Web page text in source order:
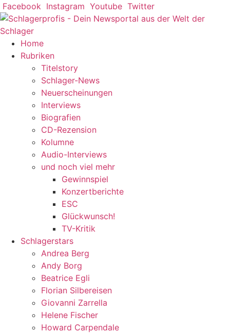
Zum
Inhalt
springen
Facebook Instagram Youtube Twitter
Home
Rubriken
Titelstory
Schlager-News
Neuerscheinungen
Interviews
Biografien
CD-Rezension
Kolumne
Audio-Interviews
und noch viel mehr
Gewinnspiel
Konzertberichte
ESC
Glückwunsch!
TV-Kritik
Schlagerstars
Andrea Berg
Andy Borg
Beatrice Egli
Florian Silbereisen
Giovanni Zarrella
Helene Fischer
Howard Carpendale